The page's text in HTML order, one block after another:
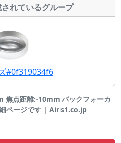
れているグループ
#0f319034f6
焦点距離:-10mm バックフォーカ
ページです | Airis1.co.jp